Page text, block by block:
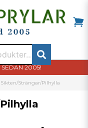
SEDAN 2005!
Sikten/Strängar/Pilhylla